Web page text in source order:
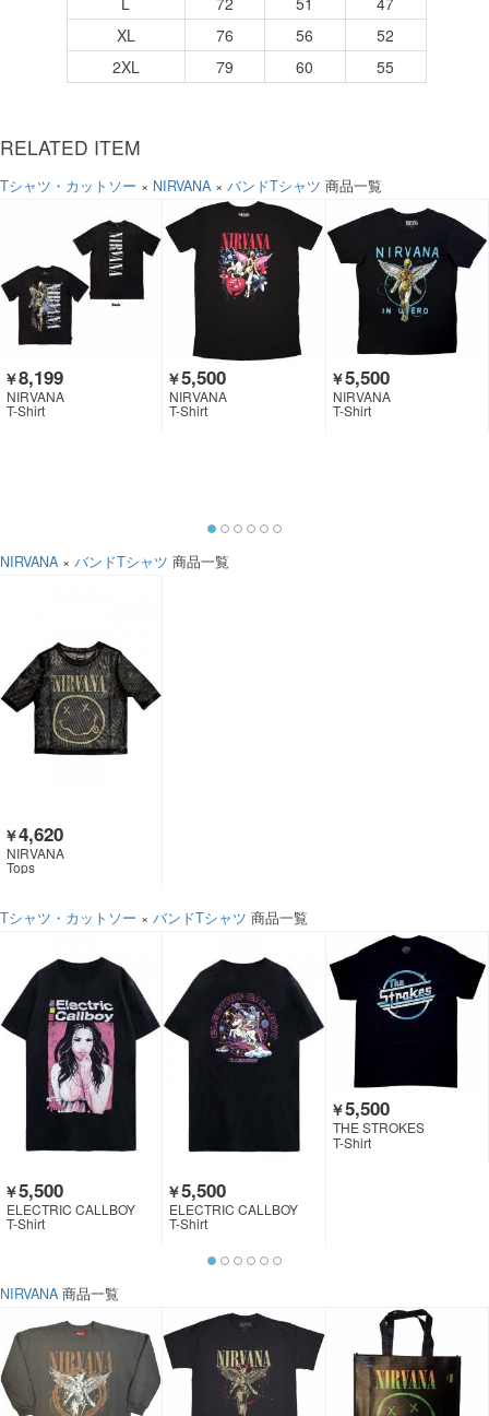
XL
76 56
52
2XL
79 60 55
RELATED ITEM
Tシャツ・カットソー × NIRVANA × バンドTシャツ 商品一覧
￥8,199
NIRVANA
T-Shirt
￥5,500
NIRVANA
T-Shirt
￥5,500
NIRVANA
T-Shirt
NIRVANA × バンドTシャツ 商品一覧
￥4,620
NIRVANA
Tops
Tシャツ・カットソー × バンドTシャツ 商品一覧
￥5,500
ELECTRIC CALLBOY
T-Shirt
￥5,500
ELECTRIC CALLBOY
T-Shirt
￥5,500
THE STROKES
T-Shirt
NIRVANA 商品一覧